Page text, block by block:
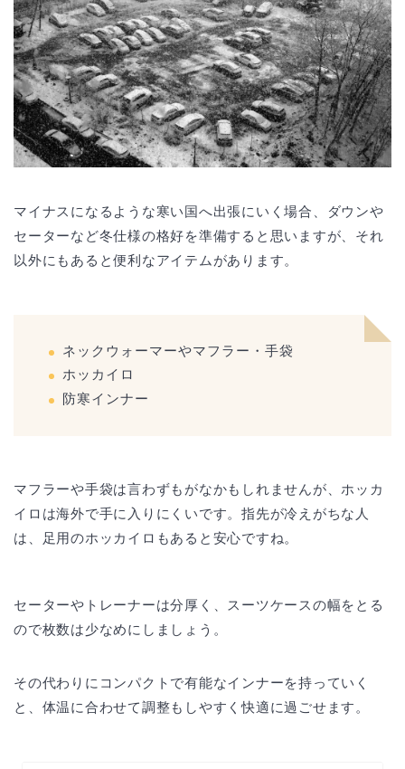
マイナスになるような寒い国へ出張にいく場合、ダウンや
セーターなど冬仕様の格好を準備すると思いますが、それ
以外にもあると便利なアイテムがあります。
ネックウォーマーやマフラー・手袋
ホッカイロ
防寒インナー
マフラーや手袋は言わずもがなかもしれませんが、ホッカ
イロは海外で手に入りにくいです。指先が冷えがちな人
は、足用のホッカイロもあると安心ですね。
セーターやトレーナーは分厚く、スーツケースの幅をとる
ので枚数は少なめにしましょう。
その代わりにコンパクトで有能なインナーを持っていく
と、体温に合わせて調整もしやすく快適に過ごせます。